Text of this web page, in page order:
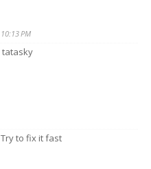
PM
to fix it fast